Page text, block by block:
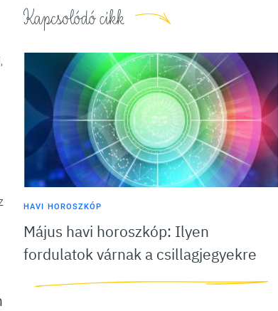
Kapcsolódó cikk
HAVI HOROSZKÓP
Május havi horoszkóp: Ilyen
fordulatok várnak a csillagjegyekre